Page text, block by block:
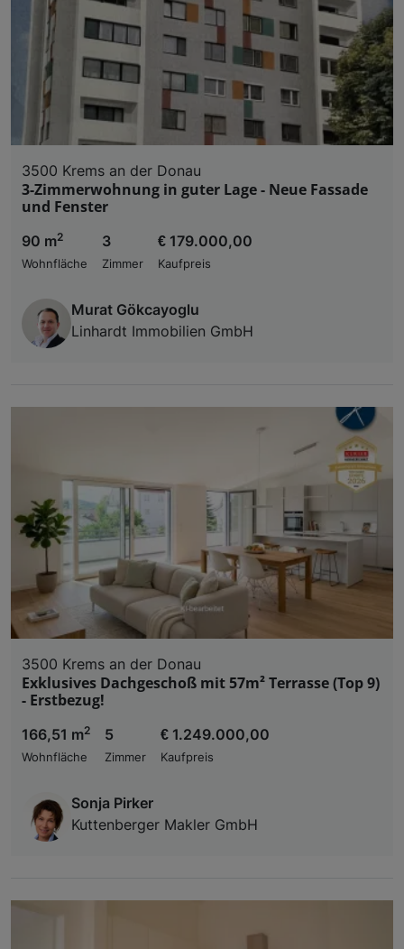
3500 Krems an der Donau
3-Zimmerwohnung in guter Lage - Neue Fassade
und Fenster
90 m2
Wohnfläche
3
Zimmer
€ 179.000,00
Kaufpreis
Murat Gökcayoglu
Linhardt Immobilien GmbH
3500 Krems an der Donau
Exklusives Dachgeschoß mit 57m² Terrasse (Top 9)
- Erstbezug!
166,51 m2
Wohnfläche
5
Zimmer
€ 1.249.000,00
Kaufpreis
Sonja Pirker
Kuttenberger Makler GmbH